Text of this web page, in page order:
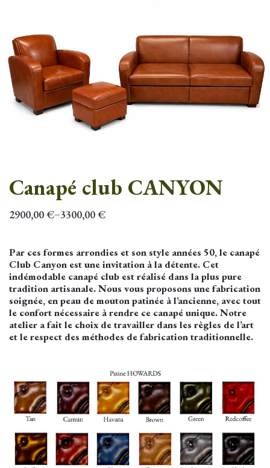
Canapé club CANYON
2900,00€–3300,00€
Par ces formes arrondies et son style années 50, le canapé
Club Canyon est une invitation à la détente. Cet
indémodable canapé club est réalisé dans la plus pure
tradition artisanale. Nous vous proposons une fabrication
soignée, en peau de mouton patinée à l’ancienne, avec tout
le confort nécessaire à rendre ce canapé unique. Notre
atelier a fait le choix de travailler dans les règles de l’art
et le respect des méthodes de fabrication traditionnelle.